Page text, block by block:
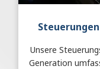
Steuerungen
Unsere
Generation